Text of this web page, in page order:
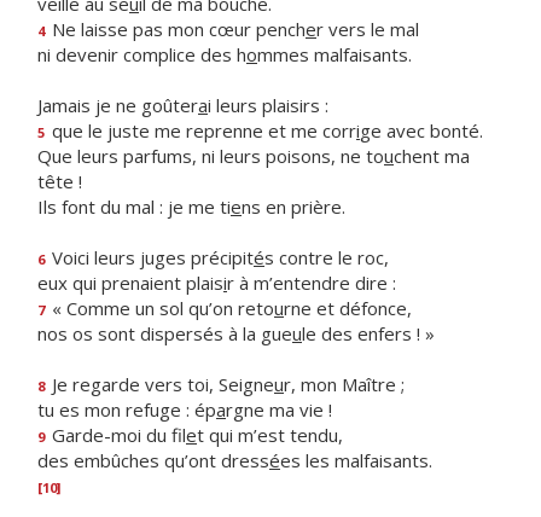
4 Ne laisse pas mon cœur pencher vers le mal
ni devenir complice des hommes malfaisants.
Jamais je ne goûterai leurs plaisirs :
5 que le juste me reprenne et me corrige avec bonté.
Que leurs parfums, ni leurs poisons, ne touchent ma
tête !
Ils font du mal : je me tiens en prière.
6 Voici leurs juges précipités contre le roc,
eux qui prenaient plaisir à m’entendre dire :
7 « Comme un sol qu’on retourne et défonce,
nos os sont dispersés à la gueule des enfers ! »
8 Je regarde vers toi, Seigneur, mon Maître ;
tu es mon refuge : épargne ma vie !
9 Garde-moi du filet qui m’est tendu,
des embûches qu’ont dressées les malfaisants.
[10]